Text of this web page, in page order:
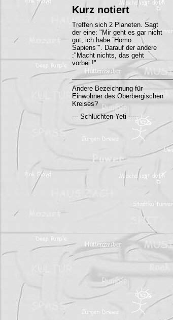
Kurz notiert
Treffen sich 2 Planeten. Sagt
der eine: "Mir geht es gar nicht
gut, ich habe `Homo
Sapiens`". Darauf der andere
:"Macht nichts, das geht
vorbei !"
Andere Bezeichnung für
Einwohner des Oberbergischen
Kreises?
--- Schluchten-Yeti -----